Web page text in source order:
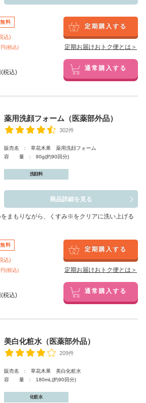
料
込)
(税込)
定期購入する
定期お届けおトク便とは＞
(税込) 通常購入する
薬用洗顔フォーム（医薬部外品）
302件
販売名 : 草花木果 薬用洗顔フォーム
容 量 : 90g(約90回分)
洗顔料
商品詳細を見る
まもりながら、くすみ※をクリアに洗い上げる
料
込)
(税込)
定期購入する
定期お届けおトク便とは＞
(税込) 通常購入する
美白化粧水（医薬部外品）
209件
販売名 : 草花木果 美白化粧水
容 量 : 180mL(約90回分)
化粧水